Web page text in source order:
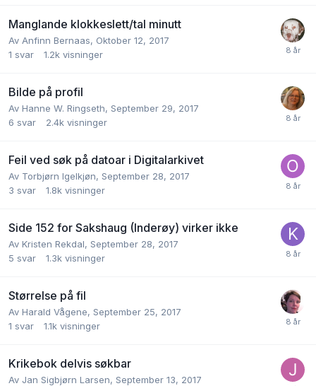
Manglande klokkeslett/tal minutt
Av Anfinn Bernaas, Oktober 12, 2017
1 svar 1.2k visninger
Bilde på profil
Av Hanne W. Ringseth, September 29, 2017
6 svar 2.4k visninger
Feil ved søk på datoar i Digitalarkivet
Av Torbjørn Igelkjøn, September 28, 2017
3 svar 1.8k visninger
Side 152 for Sakshaug (Inderøy) virker ikke
Av Kristen Rekdal, September 28, 2017
5 svar 1.3k visninger
Størrelse på fil
Av Harald Vågene, September 25, 2017
1 svar 1.1k visninger
Krikebok delvis søkbar
Av Jan Sigbjørn Larsen, September 13, 2017